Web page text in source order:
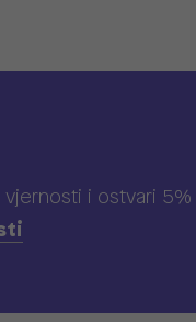
vjernosti i ostvari